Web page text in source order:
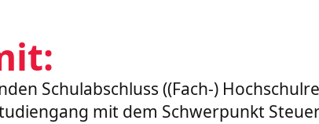
Schulabschluss ((Fach-)
mit dem Schwerpunkt